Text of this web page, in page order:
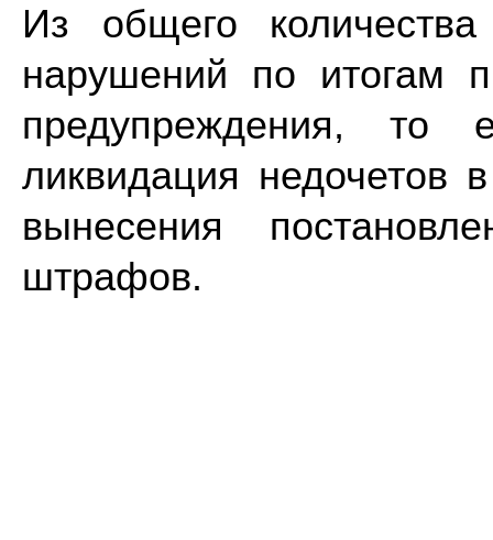
Из общего
нарушений по итогам
предупреждения, то
ликвидация недочетов
вынесения
штрафов.